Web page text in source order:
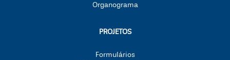
Organograma
PROJETOS
Formulários